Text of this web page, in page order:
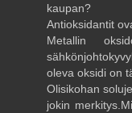
kaupan?
Antioksidantit
Metallin
oleva oksidi on
Olisikohan
jokin